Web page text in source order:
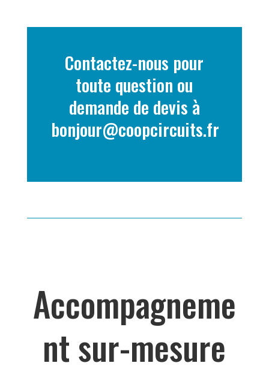
Contactez-nous pour
toute question ou
demande de devis à
bonjour@coopcircuits.fr
Accompagneme
nt sur-mesure